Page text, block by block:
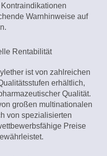
Warnhinweise auf
Rentabilität
ist von zahlreichen
erhältlich,
Qualität.
großen multinationalen
von spezialisierten
Preise